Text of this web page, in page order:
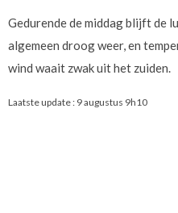
Gedurende de middag blijft de
algemeen droog weer, en
wind waait zwak uit het zuiden.
Laatste update : 9 augustus 9h10